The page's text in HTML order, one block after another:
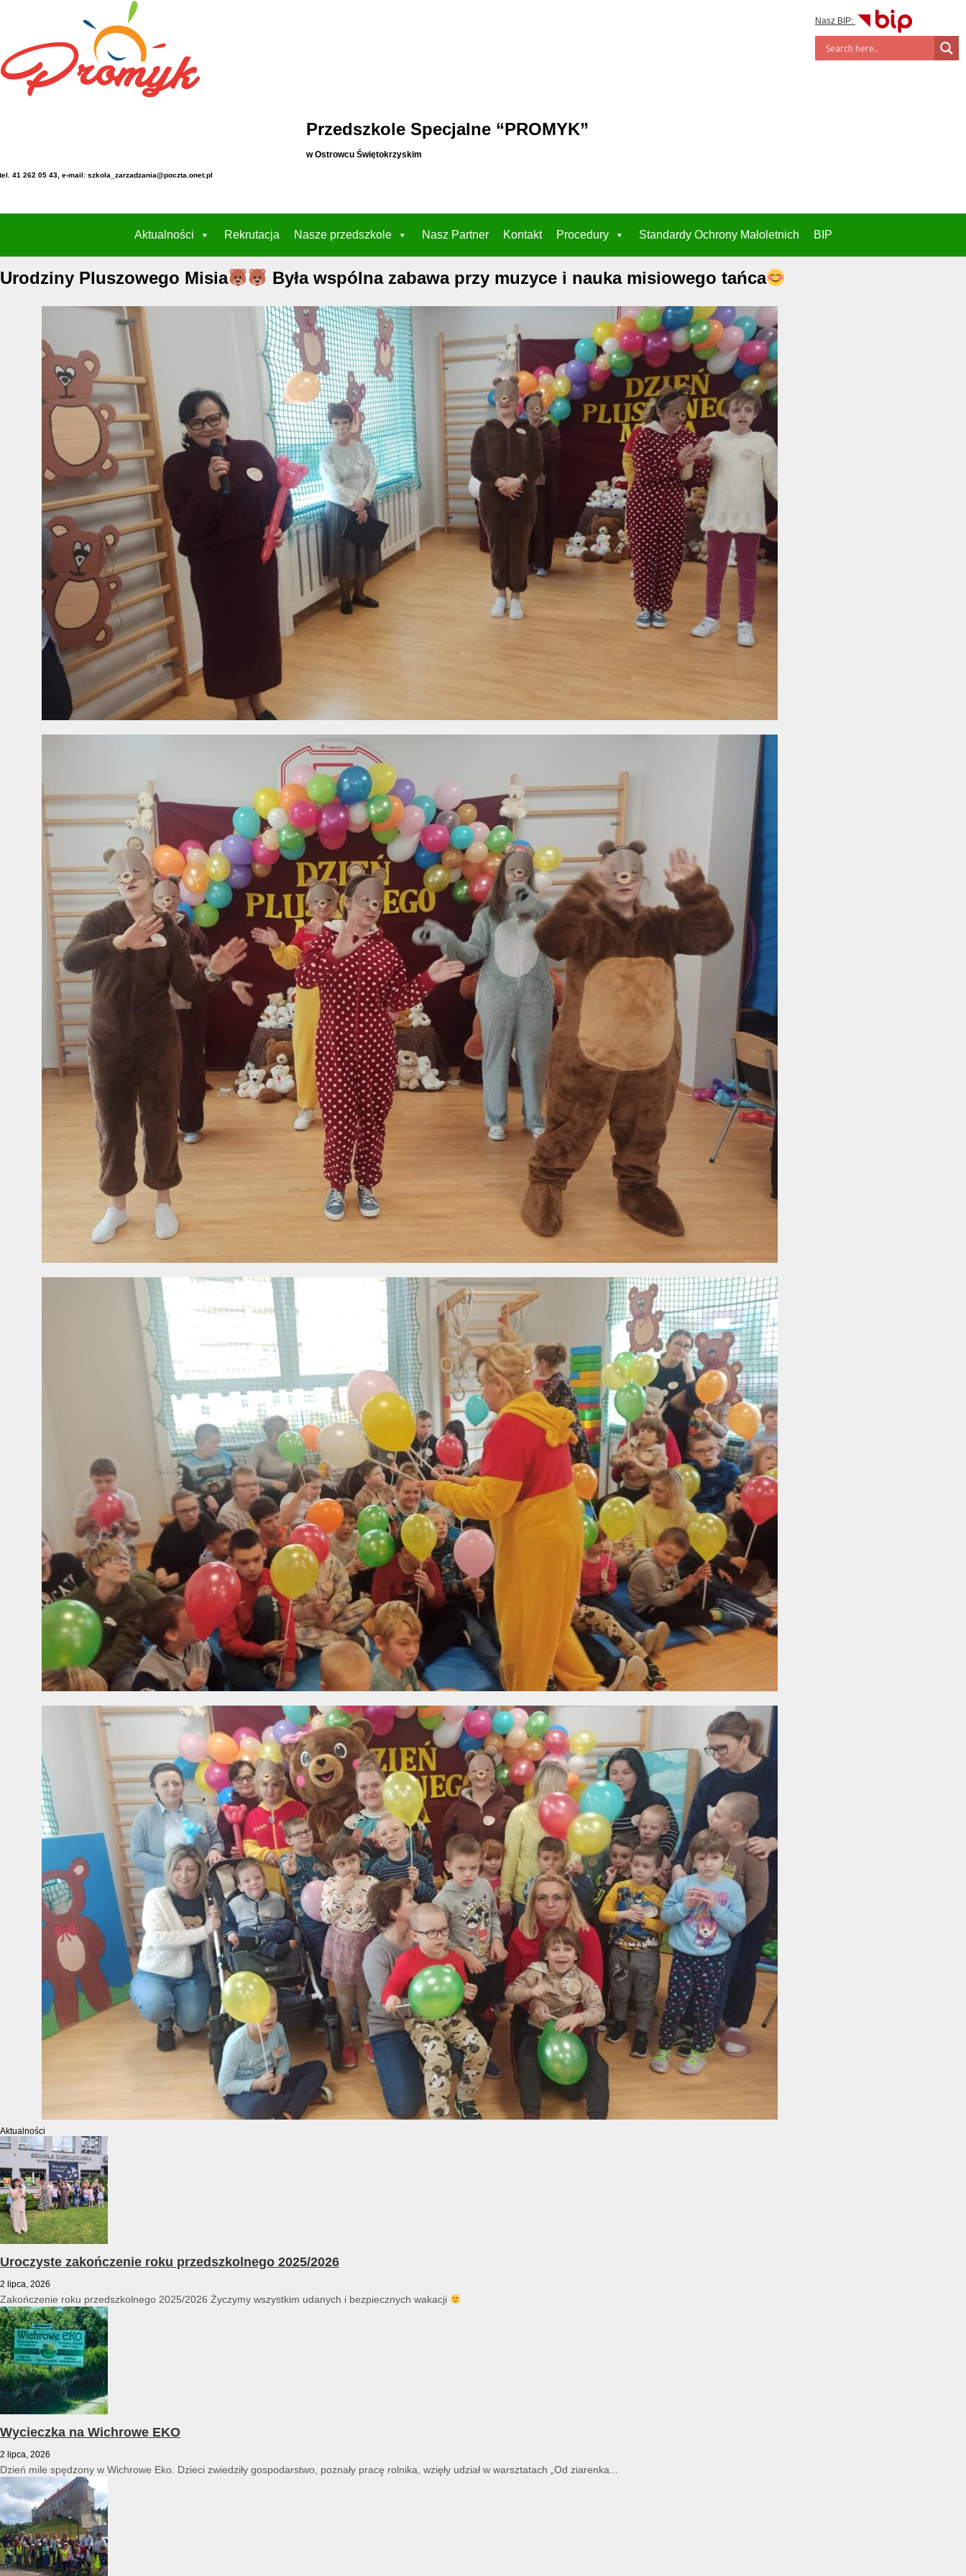
Przedszkole Specjalne “PROMYK”
w Ostrowcu Świętokrzyskim
41 262 05 43, e-mail: szkola_zarzadzania@poczta.onet.pl
Nasz BIP:
Aktualności Rekrutacja Nasze przedszkole Nasz Partner Kontakt Procedury Standardy Ochrony Małoletnich BIP
Urodziny Pluszowego Misia Była wspólna zabawa przy muzyce i nauka misiowego tańca
Aktualności
Uroczyste zakończenie roku przedszkolnego 2025/2026
2 lipca, 2026
Zakończenie roku przedszkolnego 2025/2026 Życzymy wszystkim udanych i bezpiecznych wakacji
Wycieczka na Wichrowe EKO
2 lipca, 2026
Dzień mile spędzony w Wichrowe Eko. Dzieci zwiedziły gospodarstwo, poznały pracę rolnika, wzięły udział w warsztatach „Od ziarenka...